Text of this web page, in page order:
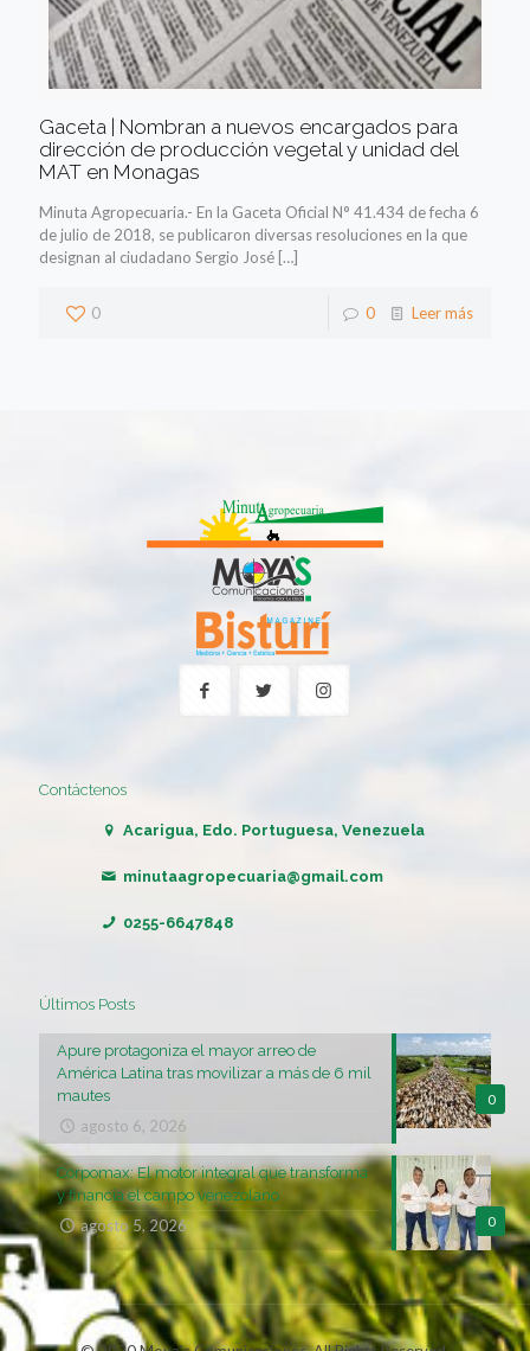
Gaceta | Nombran a nuevos encargados para
dirección de producción vegetal y unidad del
MAT en Monagas
Minuta Agropecuaria.- En la Gaceta Oficial N° 41.434 de fecha 6
de julio de 2018, se publicaron diversas resoluciones en la que
designan al ciudadano Sergio José […]
0 0 Leer más
Contáctenos
Acarigua, Edo. Portuguesa, Venezuela
minutaagropecuaria@gmail.com
0255-6647848
Últimos Posts
0
Apure protagoniza el mayor arreo de
América Latina tras movilizar a más de 6 mil
mautes
agosto 6, 2026
0
Corpomax: El motor integral que transforma
y financia el campo venezolano
agosto 5, 2026